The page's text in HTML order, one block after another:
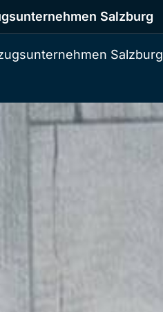
Salzburg
Salzburg